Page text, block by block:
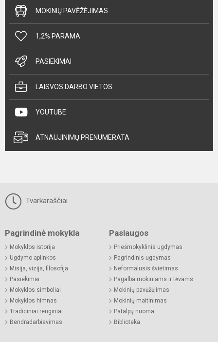
MOKINIŲ PAVĖŽĖJIMAS
1,2% PARAMA
PASIEKIMAI
LAISVOS DARBO VIETOS
YOUTUBE
ATNAUJINIMŲ PRENUMERATA
Tvarkaraščiai
Pagrindinė mokykla
Mokyklos istorija
Ugdymo aplinkos
Misija, vizija, filosofija
Pasiekimai
Mokyklos simboliai
Mokyklos himnas
Tradiciniai renginiai
Bendradarbiavimas
Paslaugos
Priešmokyklinis ugdymas
Pagrindinis ugdymas
Neformalusis švietimas
Pagalba mokiniams ir tėvams
Mokinių pavėžėjimas
Mokinių maitinimas
Patalpų nuoma
Biblioteka